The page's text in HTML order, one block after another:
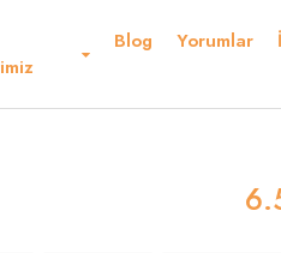
Blog Yorumlar
Konum Yorumlar